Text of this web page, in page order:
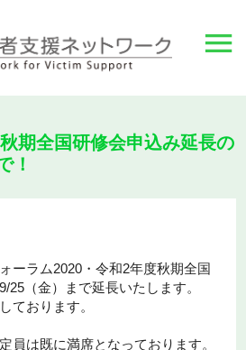
期全国研修会申込み延長の
！
ーラム2020・令和2年度秋期全国
25（金）まで延長いたします。
ております。
員は既に満席となっております。